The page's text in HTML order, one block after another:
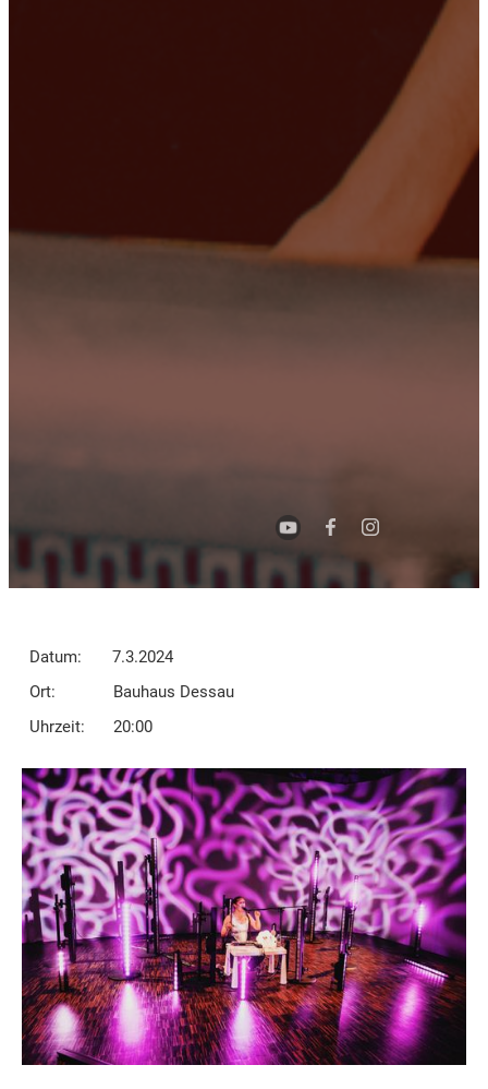
Datum:
7.3.2024
Ort:
Bauhaus Dessau
Uhrzeit:
20:00